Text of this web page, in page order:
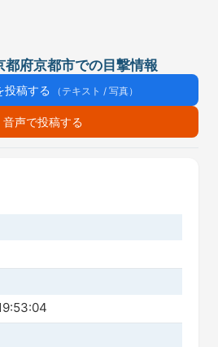
府京都市での目撃情報
投稿する （テキスト / 写真）
音声で投稿する